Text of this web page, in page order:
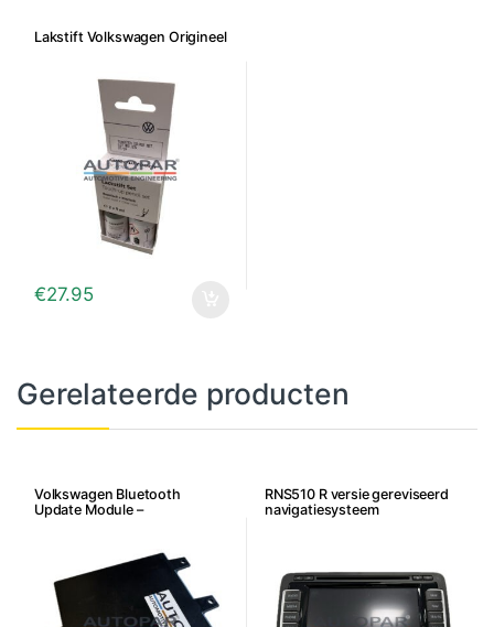
Lakstift Volkswagen Origineel
€27.95
Gerelateerde producten
Volkswagen Bluetooth
Update Module –
RNS510 R versie gereviseerd
navigatiesysteem